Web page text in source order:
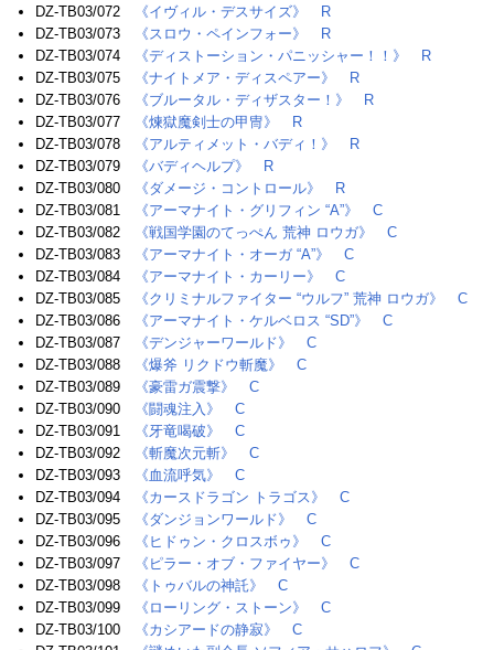
DZ-TB03/072 《イヴィル・デスサイズ》
R
DZ-TB03/073
《スロウ・ペインフォー》
R
DZ-TB03/074
《ディストーション・パニッシャー！！》
R
DZ-TB03/075
《ナイトメア・ディスペアー》
R
DZ-TB03/076
《ブルータル・ディザスター！》
R
DZ-TB03/077
《煉獄魔剣士の甲冑》
R
DZ-TB03/078
《アルティメット・バディ！》
R
DZ-TB03/079
《バディヘルプ》
R
DZ-TB03/080
《ダメージ・コントロール》
R
DZ-TB03/081
《アーマナイト・グリフィン “A”》
C
DZ-TB03/082
《戦国学園のてっぺん 荒神 ロウガ》
C
DZ-TB03/083
《アーマナイト・オーガ “A”》
C
DZ-TB03/084
《アーマナイト・カーリー》
C
DZ-TB03/085
《クリミナルファイター “ウルフ” 荒神 ロウガ》
C
DZ-TB03/086
《アーマナイト・ケルベロス “SD”》
C
DZ-TB03/087
《デンジャーワールド》
C
DZ-TB03/088
《爆斧 リクドウ斬魔》
C
DZ-TB03/089
《豪雷ガ震撃》
C
DZ-TB03/090
《闘魂注入》
C
DZ-TB03/091
《牙竜喝破》
C
DZ-TB03/092
《斬魔次元斬》
C
DZ-TB03/093
《血流呼気》
C
DZ-TB03/094
《カースドラゴン トラゴス》
C
DZ-TB03/095
《ダンジョンワールド》
C
DZ-TB03/096
《ヒドゥン・クロスボゥ》
C
DZ-TB03/097
《ピラー・オブ・ファイヤー》
C
DZ-TB03/098
《トゥバルの神託》
C
DZ-TB03/099
《ローリング・ストーン》
C
DZ-TB03/100
《カシアードの静寂》
C